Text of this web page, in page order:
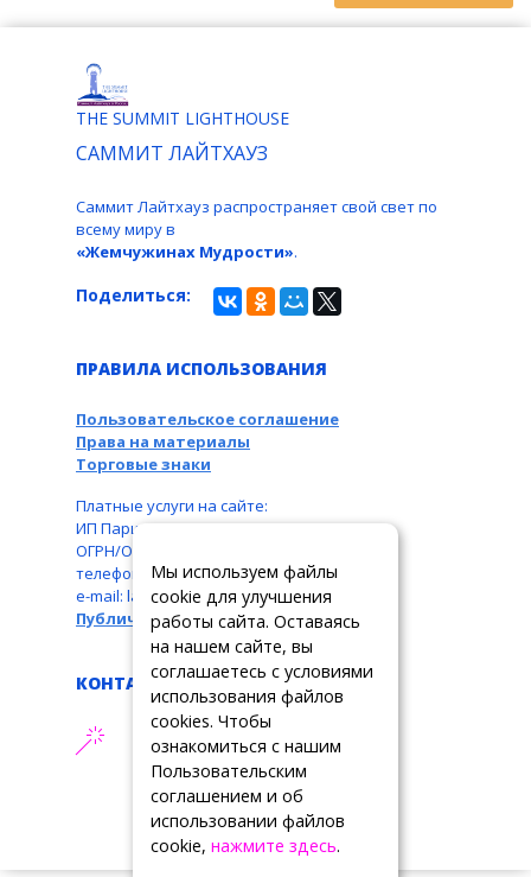
THE SUMMIT LIGHTHOUSE
САММИТ ЛАЙТХАУЗ
Саммит Лайтхауз распространяет свой свет по
всему миру в
«Жемчужинах Мудрости».
Поделиться:
ПРАВИЛА ИСПОЛЬЗОВАНИЯ
Пользовательское соглашение
Права на материалы
Торговые знаки
Платные услуги на сайте:
ИП Паршукова Л. Б., ИНН: 110104831087,
ОГРН/ОГРНИП: 326110000016550,
телефон: +7 963 489-19-05,
e-mail: larbar777@rambler.ru
Публичная оферта
КОНТАКТЫ
АДРЕС ТЕХПОДДЕРЖКИ
support@tslrussia.org
Мы используем файлы
cookie для улучшения
работы сайта. Оставаясь
на нашем сайте, вы
соглашаетесь с условиями
использования файлов
cookies. Чтобы
ознакомиться с нашим
Пользовательским
соглашением и об
использовании файлов
cookie, нажмите здесь.